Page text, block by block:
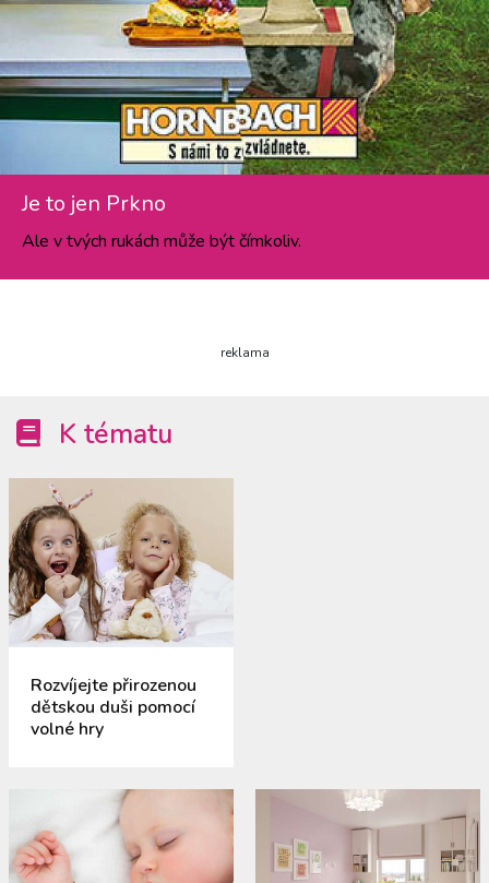
Je to jen Prkno
Ale v tvých rukách může být čímkoliv.
reklama
K tématu
Rozvíjejte přirozenou
dětskou duši pomocí
volné hry